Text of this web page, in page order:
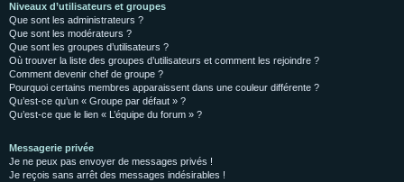
Niveaux d’utilisateurs et groupes
Que sont les administrateurs ?
Que sont les modérateurs ?
Que sont les groupes d’utilisateurs ?
Où trouver la liste des groupes d’utilisateurs et comment les rejoindre ?
Comment devenir chef de groupe ?
Pourquoi certains membres apparaissent dans une couleur différente ?
Qu’est-ce qu’un « Groupe par défaut » ?
Qu’est-ce que le lien « L’équipe du forum » ?
Messagerie privée
Je ne peux pas envoyer de messages privés !
Je reçois sans arrêt des messages indésirables !